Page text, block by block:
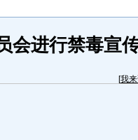
会进行禁毒宣
[我